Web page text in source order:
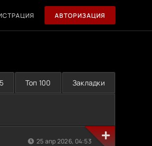
АВТОРИЗАЦИЯ
Топ 100 Закладки
25 апр 2026, 04:53